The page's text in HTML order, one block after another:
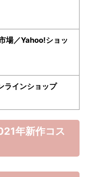
場／Yahoo!ショッ
ラインショップ
年新作コス